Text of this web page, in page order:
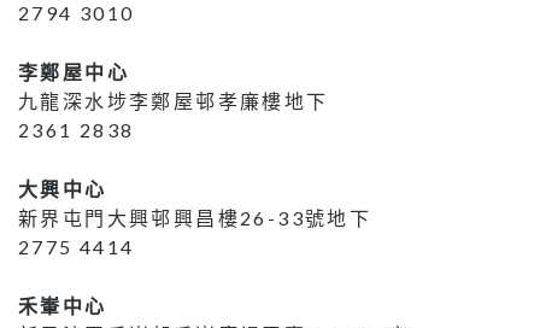
2794 3010
李鄭屋中心
九龍深水埗李鄭屋邨孝廉樓地下
2361 2838
大興中心
新界屯門大興邨興昌樓26-33號地下
2775 4414
禾輋中心